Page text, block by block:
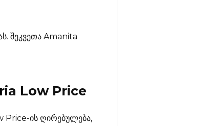
შეკვეთა Amanita
Low Price
Price-ის ღირებულება,